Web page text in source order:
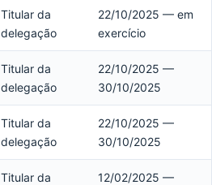
Titular da
delegação
22/10/2025 — em
exercício
Titular da
delegação
22/10/2025 —
30/10/2025
Titular da
delegação
22/10/2025 —
30/10/2025
Titular da
12/02/2025 —